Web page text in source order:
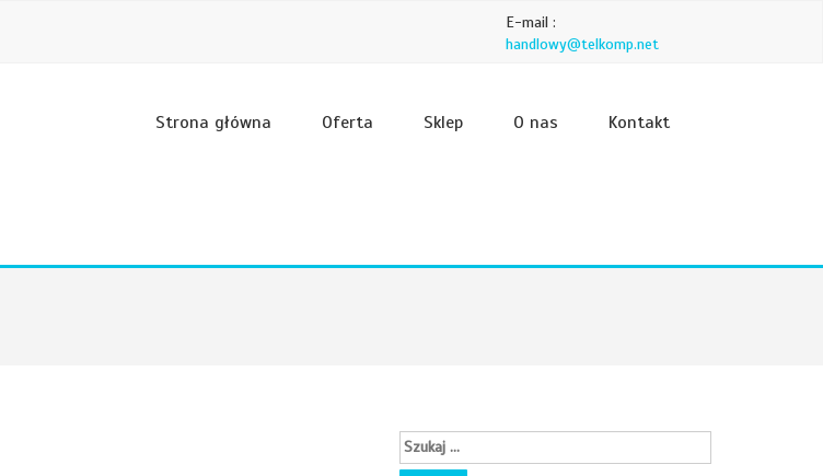
E-mail :
handlowy@telkomp.net
Strona główna Oferta Sklep O nas Kontakt